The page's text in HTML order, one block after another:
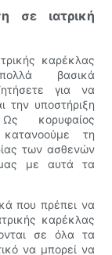
σε ιατρική
καρέκλας
βασικά
για να
την υποστήριξη
κορυφαίος
τη
των ασθενών
μας με αυτά τα
που πρέπει να
καρέκλας
σε όλα τα
να μπορεί να